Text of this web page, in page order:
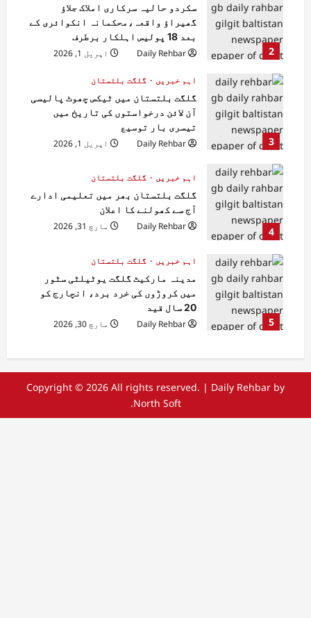
2
سکردو حالیہ سرکاری املاک جلاؤ
گھیراؤ واقعہ،محکمانہ انکوائری کے
بعد 18 پولیس اہلکار برطرف
Daily Rehbar
اپریل 1, 2026
3
اہم خبریں
گلگت بلتستان
گلگت بلتستان میں ٹیکس چھوٹ پالیسی
آن لائن درخواستوں کی تاریخ میں
تیسری بار توسیع
Daily Rehbar
اپریل 1, 2026
4
اہم خبریں
گلگت بلتستان
گلگت بلتستان بھر میں تعلیمی ادارے
آج سے کھولنے کا اعلان
Daily Rehbar
مارچ 31, 2026
5
اہم خبریں
گلگت بلتستان
مدینہ مارکیٹ گلگت یوٹیلٹی سٹور
میں کروڑوں کی خرد برد، انچارج کو
20 سال قید
Daily Rehbar
مارچ 30, 2026
Copyright © 2026 All rights reserved. | Daily Rehbar by
North Soft.